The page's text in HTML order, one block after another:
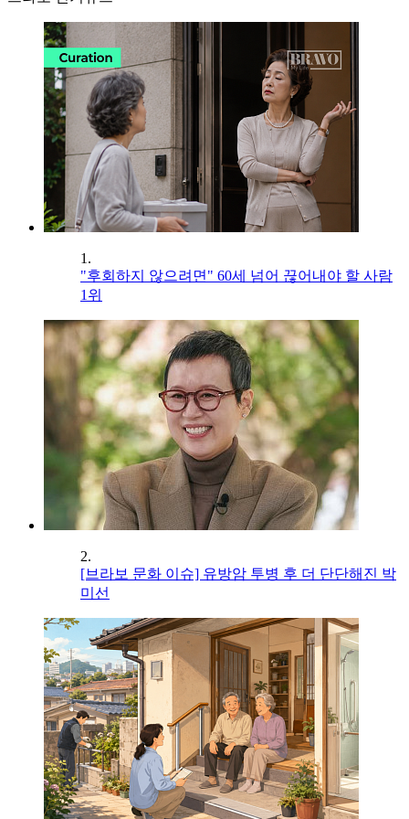
1.
"후회하지 않으려면" 60세 넘어 끊어내야 할 사람
1위
2.
[브라보 문화 이슈] 유방암 투병 후 더 단단해진 박
미선